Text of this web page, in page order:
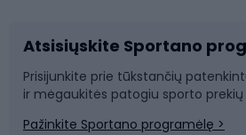
Dviračių dalys
Laipiojimas
Rogutės ir čiuožynės
Snieglenčių sportas
Atsisiųskite Sportano
Prisijunkite prie tūkstančių
ir mėgaukitės patogiu sporto
Pažinkite Sportano programėlę >